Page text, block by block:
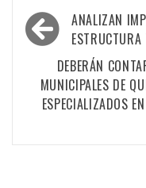
Navegación
de
entradas
ANALIZAN
DEBERÁN
MUNICIPALES DE
ESPECIALIZADOS